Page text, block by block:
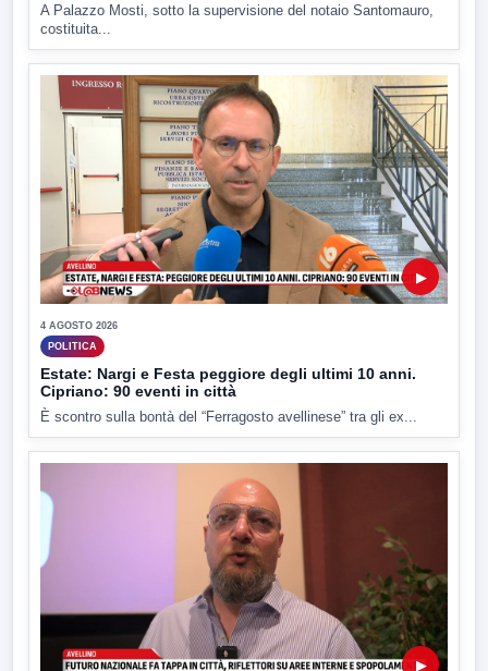
A Palazzo Mosti, sotto la supervisione del notaio Santomauro,
costituita...
▶
4 AGOSTO 2026
POLITICA
Estate: Nargi e Festa peggiore degli ultimi 10 anni.
Cipriano: 90 eventi in città
È scontro sulla bontà del “Ferragosto avellinese” tra gli ex...
▶